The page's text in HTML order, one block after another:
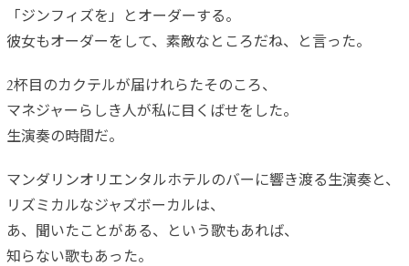
「ジンフィズを」とオーダーする。
彼女もオーダーをして、素敵なところだね、と言った。
2杯目のカクテルが届けれらたそのころ、
マネジャーらしき人が私に目くばせをした。
生演奏の時間だ。
マンダリンオリエンタルホテルのバーに響き渡る生演奏と、
リズミカルなジャズボーカルは、
あ、聞いたことがある、という歌もあれば、
知らない歌もあった。